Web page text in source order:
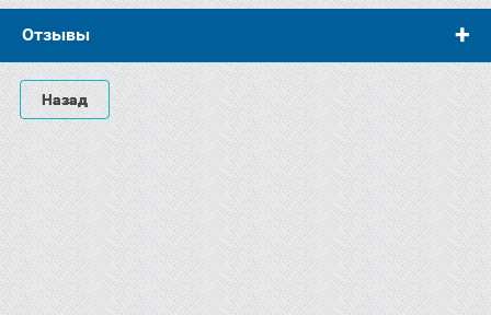
Отзывы
Назад